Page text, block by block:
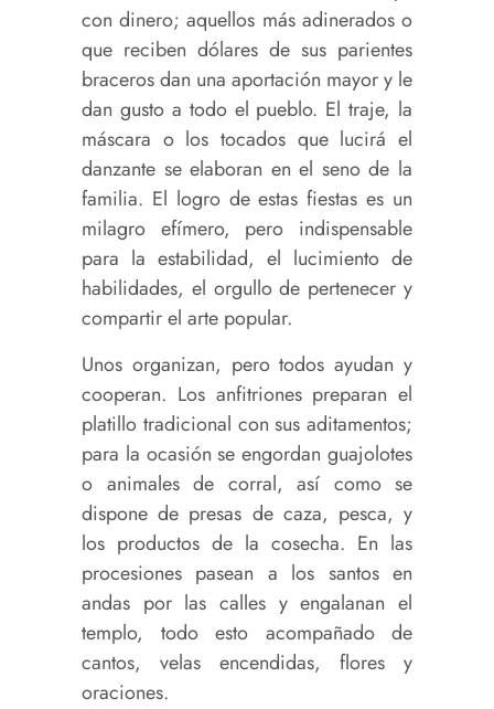
con dinero; aquellos más adinerados o
que reciben dólares de sus parientes
braceros dan una aportación mayor y le
dan gusto a todo el pueblo. El traje, la
máscara o los tocados que lucirá el
danzante se elaboran en el seno de la
familia. El logro de estas fiestas es un
milagro efímero, pero indispensable
para la estabilidad, el lucimiento de
habilidades, el orgullo de pertenecer y
compartir el arte popular.
Unos organizan, pero todos ayudan y
cooperan. Los anfitriones preparan el
platillo tradicional con sus aditamentos;
para la ocasión se engordan guajolotes
o animales de corral, así como se
dispone de presas de caza, pesca, y
los productos de la cosecha. En las
procesiones pasean a los santos en
andas por las calles y engalanan el
templo, todo esto acompañado de
cantos, velas encendidas, flores y
oraciones.